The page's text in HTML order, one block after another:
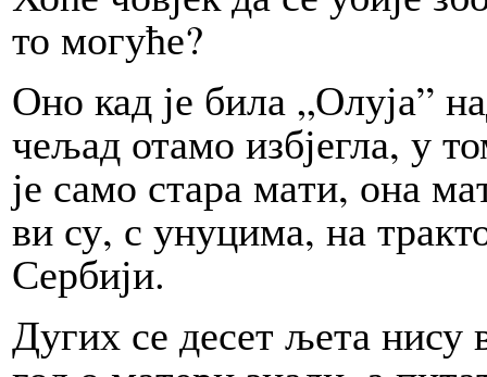
то мо­гу­ће?
Оно кад је би­ла „Олу­ја”
чељад ота­мо из­бје­гла, у
је са­мо ста­ра ма­ти, она
ви су, с уну­ци­ма, на
Сер­би­ји.
Ду­гих се де­сет ље­та